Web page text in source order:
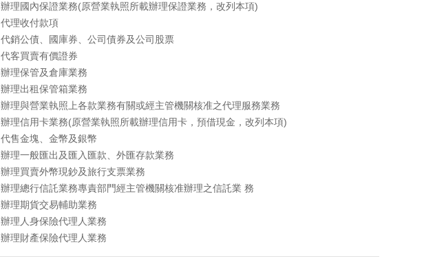
辦理國內保證業務(原營業執照所載辦理保證業務，改列本項)
代理收付款項
代銷公債、國庫券、公司債券及公司股票
代客買賣有價證券
辦理保管及倉庫業務
辦理出租保管箱業務
辦理與營業執照上各款業務有關或經主管機關核准之代理服務業務
辦理信用卡業務(原營業執照所載辦理信用卡，預借現金，改列本項)
代售金塊、金幣及銀幣
辦理一般匯出及匯入匯款、外匯存款業務
辦理買賣外幣現鈔及旅行支票業務
辦理總行信託業務專責部門經主管機關核准辦理之信託業 務
辦理期貨交易輔助業務
辦理人身保險代理人業務
辦理財產保險代理人業務